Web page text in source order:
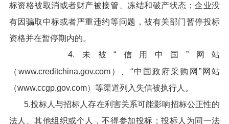
标资格被取消或者财产被接管、冻结和破产状态；企业没
有因骗取中标或者严重违约等问题，被有关部门暂停投标
资格并在暂停期内的。
4.未被“信用中国”网站
（www.creditchina.gov.com）、“中国政府采购网”网站
（www.ccgp.gov.com）等渠道列入失信被执行人。
5.投标人与招标人存在利害关系可能影响招标公正性的
法人、其他组织或个人，不得参加投标；投标人为同一法